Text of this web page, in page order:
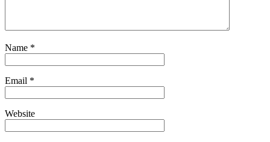
Name *
Email *
Website